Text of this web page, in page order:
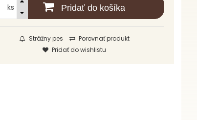
ks Pridať do košíka
Strážny pes
Porovnať produkt
Pridať do wishlistu